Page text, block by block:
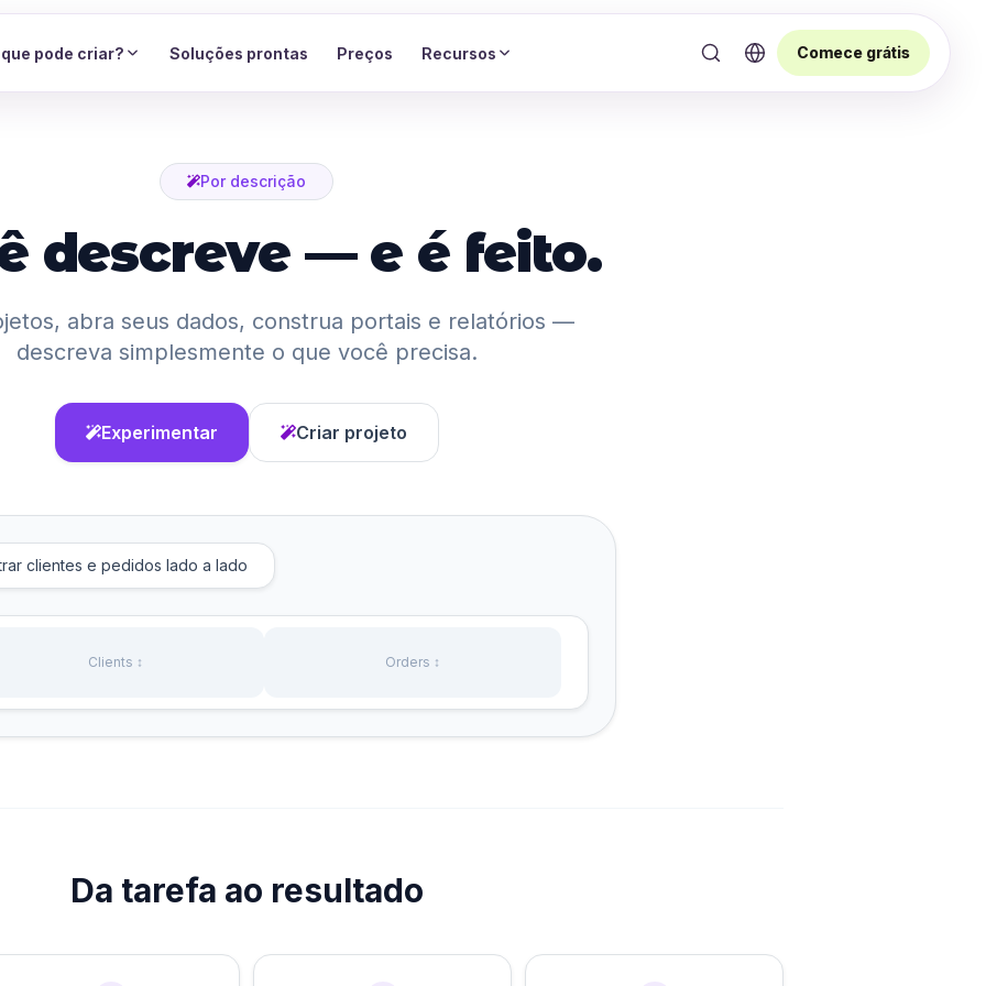
que pode criar? Soluções prontas Preços Recursos Comece grátis
Por descrição
descreve — e é feito.
abra seus dados, construa portais e relatórios —
descreva simplesmente o que você precisa.
Experimentar Criar projeto
clientes e pedidos lado a lado
Clients ↕ Orders ↕
Da tarefa ao resultado